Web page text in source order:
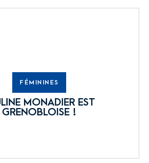
FÉMININES
MONADIER EST
GRENOBLOISE !